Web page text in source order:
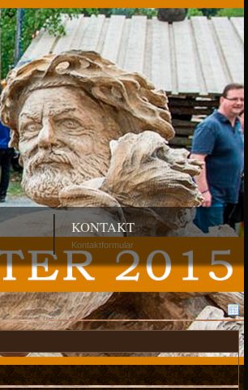
KONTAKT
Kontaktformular